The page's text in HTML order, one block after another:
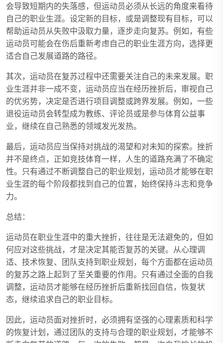
会导致短期内的失落感，但运动员必须从长远的角度来看待
自己的职业生涯。设定新的目标，或是调整现有目标，可以
帮助运动员从失败中汲取力量，逐步走向复苏。例如，有些
运动员可能会在伤后重新考虑自己的职业生涯方向，选择更
适合自己发展道路的路径。
其次，运动员在复苏过程中还需要关注自己的未来发展。职
业生涯并非一成不变，运动员应当在经历挫折后，审视自己
的优劣势，决定是否进行项目调整或跨界发展。例如，一些
退役运动员会转型成为教练、评论员或是参与体育公益事
业，继续在自己熟悉的领域发光发热。
最后，运动员应当保持对挑战的渴望和对未知的探索。挫折
并不是终点，正如竞技体育一样，人生的道路充满了不确定
性。只有通过不断调整自己的职业规划，运动员才能够在职
业生涯的每个阶段都找到自己的位置，始终保持斗志和竞争
力。
总结：
运动员在职业生涯中的重大挫折，往往是无法避免的，但如
何应对这些挑战，才是决定其能否复苏的关键。从心理调
适、技术恢复、团队支持到职业规划，每个方面都在运动员
的复苏之路上起到了至关重要的作用。只有通过全面的自我
调整，运动员才能够在经历挫折后重新找回自信，恢复状
态，继续追求自己的职业目标。
因此，运动员面对挫折时，必须拥有坚强的心理素质和科学
的恢复计划，通过团队的支持与合理的职业规划，才能够不